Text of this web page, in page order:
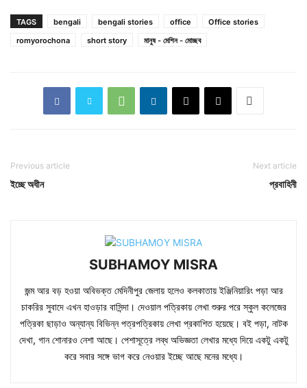
TAGS bengali bengali stories office
Office stories
romyorochona
short story মানুষ - মেশিন - মোচ্ছব
Previous article
ইচ্ছে অধীন
Next article
প্রবাহিনী
SUBHAMOY MISRA
জন্ম আর বড় হওয়া অবিভক্ত মেদিনীপুর জেলায় হলেও কলকাতায় ইঞ্জিনিয়ারিং পড়া আর
চাকরির সুবাদে এখন হাওড়ার বাসিন্দা। দেওয়াল পত্রিকায় লেখা শুরুর পরে স্কুল কলেজের
পত্রিকা ছাড়াও অন্যান্য বিভিন্ন পত্রপত্রিকায় লেখা প্রকাশিত হয়েছে। বই পড়া, নাটক
দেখা, গান শোনারও নেশা আছে। পেশাসূত্রে লব্ধ অভিজ্ঞতা লেখার মধ্যে দিয়ে একটু একটু
করে সবার সঙ্গে ভাগ করে নেওয়ার ইচ্ছে আছে মনের মধ্যে।